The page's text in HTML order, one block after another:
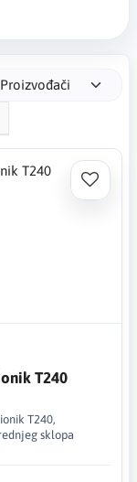
Proizvođači
T240
T240,
sklopa